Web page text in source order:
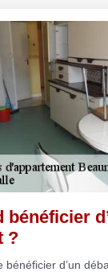
bénéficier
?
bénéficier d’un